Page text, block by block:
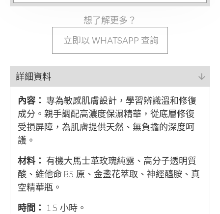
想了解更多？
立即以 WHATSAPP 查詢
詳細資料
內容： 專為敏感肌膚設計，學習辨識溫和修復
成分。親手調配高濃度保濕精華，從底層修復
受損屏障，為肌膚提供天然、無負擔的深度呵
護。
材料： 有機大馬士革玫瑰純露、高分子透明質
酸、維他命 B5 原、金盞花萃取、神經醯胺、真
空精華瓶。
時間： 1.5 小時。